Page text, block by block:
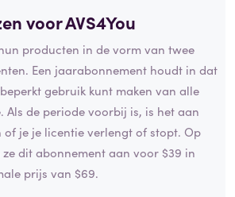
voor AVS4You
producten in de vorm van twee
Een jaarabonnement houdt in dat
gebruik kunt maken van alle
Als de periode voorbij is, is het aan
of je je licentie verlengt of stopt. Op
dit abonnement aan voor $39 in
prijs van $69.